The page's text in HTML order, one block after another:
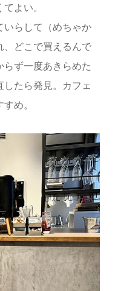
よい。
いらして（めちゃか
、どこで買えるんで
ず一度あきらめた
たら発見。カフェ
め。